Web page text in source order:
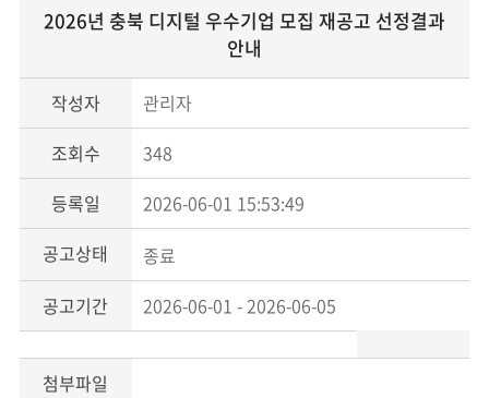
2026년 충북 디지털 우수기업 모집 재공고 선정결과
안내
작성자
관리자
조회수
348
등록일
2026-06-01 15:53:49
공고상태
종료
공고기간
2026-06-01 - 2026-06-05
첨부파일